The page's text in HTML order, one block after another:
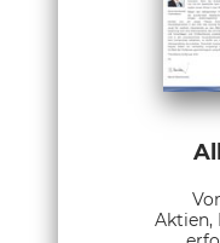
Aktien,